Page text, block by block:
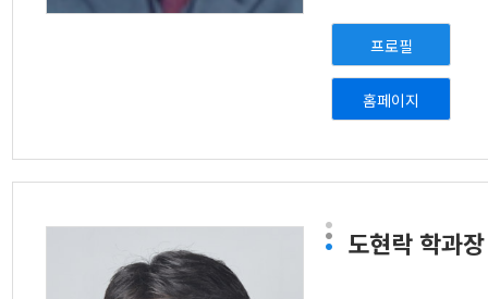
프로필
홈페이지
도현락 학과장